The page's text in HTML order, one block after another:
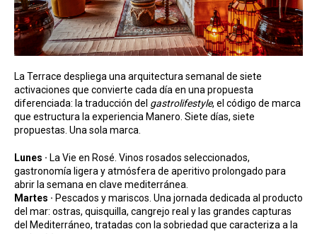
La Terrace despliega una arquitectura semanal de siete
activaciones que convierte cada día en una propuesta
diferenciada: la traducción del gastrolifestyle, el código de marca
que estructura la experiencia Manero. Siete días, siete
propuestas. Una sola marca.
Lunes · La Vie en Rosé. Vinos rosados seleccionados,
gastronomía ligera y atmósfera de aperitivo prolongado para
abrir la semana en clave mediterránea.
Martes · Pescados y mariscos. Una jornada dedicada al producto
del mar: ostras, quisquilla, cangrejo real y las grandes capturas
del Mediterráneo, tratadas con la sobriedad que caracteriza a la